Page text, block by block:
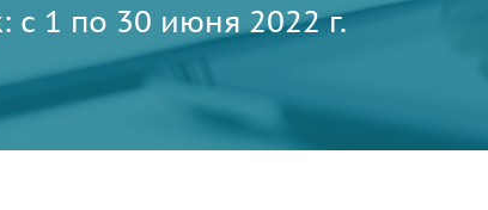
с 1 по 30 июня 2022 г.